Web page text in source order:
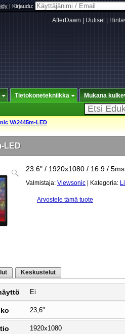
|Kirjaudu:
AfterDawn Uutiset|
Tietokonetekniikka Mukana
VA2445m-LED
LED
23.6" / 1920x1080 / 16:9 / 5ms
Valmistaja: Viewsonic | Kategoria:
Arvostele tämä tuote
Keskustelut
Ei
23,6"
1920x1080